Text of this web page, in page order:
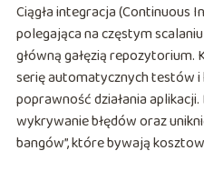
Ciągła integracja (Continuous
polegająca na częstym
główną gałęzią repozytorium.
serię automatycznych testów
poprawność działania
wykrywanie błędów oraz
bangów”, które bywają